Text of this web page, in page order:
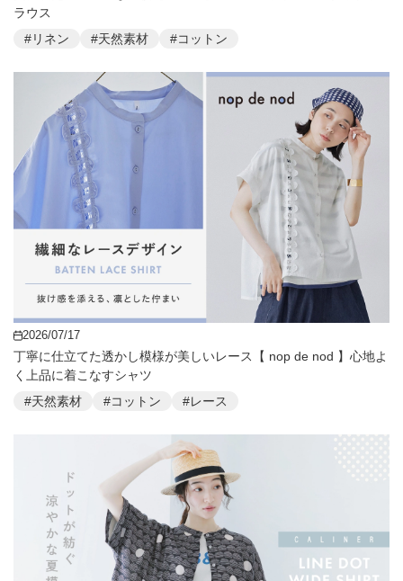
ラウス
#リネン
#天然素材 #コットン
2026/07/17
丁寧に仕立てた透かし模様が美しいレース【 nop de nod 】心地よ
く上品に着こなすシャツ
#天然素材
#コットン #レース